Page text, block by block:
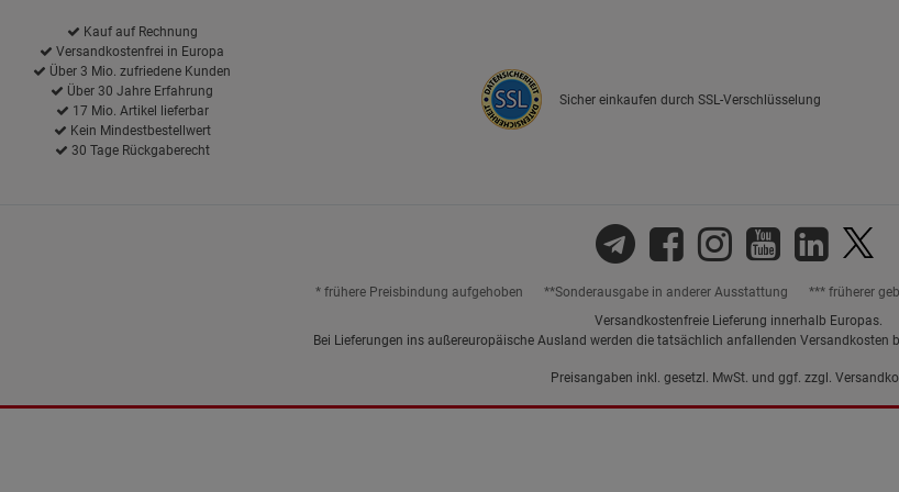
Kauf auf Rechnung
Versandkostenfrei in Europa
Über 3 Mio. zufriedene Kunden
Über 30 Jahre Erfahrung
17 Mio. Artikel lieferbar
Kein Mindestbestellwert
30 Tage Rückgaberecht
Sicher einkaufen durch SSL-Verschlüsselung
* frühere Preisbindung aufgehoben **Sonderausgabe in anderer Ausstattung *** früherer
Versandkostenfreie Lieferung innerhalb Europas.
Bei Lieferungen ins außereuropäische Ausland werden die tatsächlich anfallenden Versandkosten
Preisangaben inkl. gesetzl. MwSt. und ggf. zzgl.
Beschreibung Marketing Cookies